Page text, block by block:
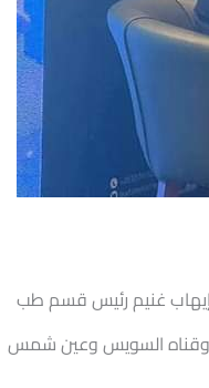
إيهاب غنيم رئيس قسم طب
وقناه السويس وعين شمس